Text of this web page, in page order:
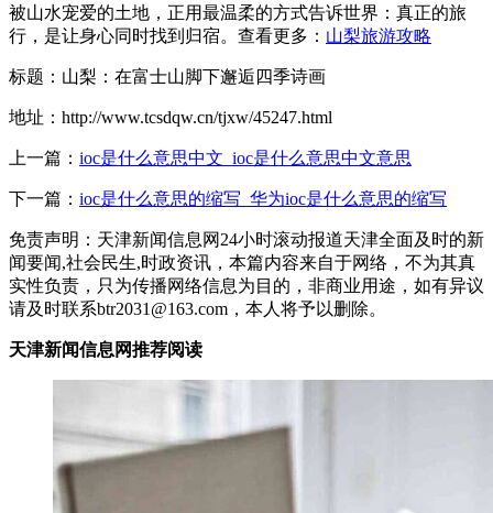
被山水宠爱的土地，正用最温柔的方式告诉世界：真正的旅
行，是让身心同时找到归宿。查看更多： 山梨旅游攻略
标题：山梨：在富士山脚下邂逅四季诗画
地址：http://www.tcsdqw.cn/tjxw/45247.html
上一篇： ioc是什么意思中文_ioc是什么意思中文意思
下一篇： ioc是什么意思的缩写_华为ioc是什么意思的缩写
免责声明：天津新闻信息网24小时滚动报道天津全面及时的新
闻要闻,社会民生,时政资讯，本篇内容来自于网络，不为其真
实性负责，只为传播网络信息为目的，非商业用途，如有异议
请及时联系btr2031@163.com，本人将予以删除。
天津新闻信息网推荐阅读